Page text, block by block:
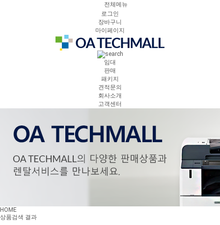
전체메뉴
로그인
장바구니
마이페이지
임대
판매
패키지
견적문의
회사소개
고객센터
HOME
상품검색 결과